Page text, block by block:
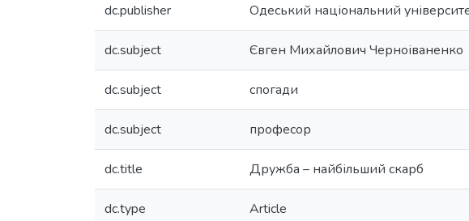
dc.publisher Одеський національний
dc.subject Євген Михайлович Черноіваненко
dc.subject спогади
dc.subject професор
dc.title Дружба – найбільший скарб
dc.type Article